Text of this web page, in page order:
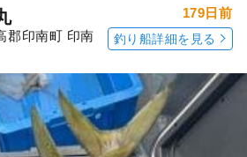
郡印南町 印南
179日前
釣り船詳細を見る